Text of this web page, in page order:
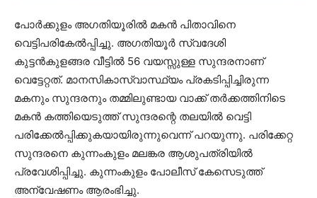
പോര്‍ക്കുളം അഗതിയൂരില്‍ മകന്‍ പിതാവിനെ
വെട്ടിപരികേല്‍പ്പിച്ചു. അഗതിയൂര്‍ സ്വദേശി
കുട്ടന്‍കുളങ്ങര വീട്ടില്‍ 56 വയസ്സുള്ള സുന്ദരനാണ്
വെട്ടേറ്റത്. മാനസികാസ്വാസ്ഥ്യം പ്രകടിപ്പിച്ചിരുന്ന
മകനും സുന്ദരനും തമ്മിലുണ്ടായ വാക്ക് തര്‍ക്കത്തിനിടെ
മകന്‍ കത്തിയെടുത്ത് സുന്ദരന്റെ തലയില്‍ വെട്ടി
പരിക്കേല്‍പ്പിക്കുകയായിരുന്നുവെന്ന് പറയുന്നു. പരിക്കേറ്റ
സുന്ദരനെ കുന്നംകുളം മലങ്കര ആശുപത്രിയില്‍
പ്രവേശിപ്പിച്ചു. കുന്നംകുളം പോലീസ് കേസെടുത്ത്
അന്വേഷണം ആരംഭിച്ചു.